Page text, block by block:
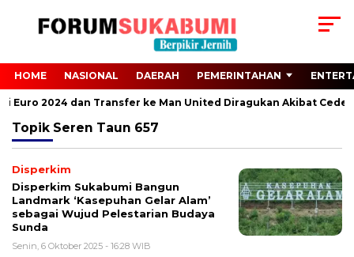
HOME NASIONAL DAERAH PEMERINTAHAN
Euro 2024 dan Transfer ke Man United Diragukan Akibat Cedera
Topik Seren Taun 657
Disperkim
Disperkim Sukabumi Bangun
Landmark ‘Kasepuhan Gelar Alam’
sebagai Wujud Pelestarian Budaya
Sunda
Senin, 6 Oktober 2025 - 16:28 WIB